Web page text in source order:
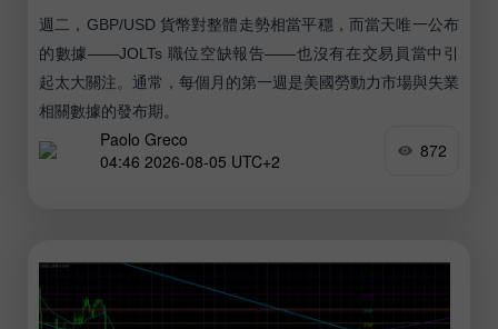
週二，GBP/USD 貨幣對整體走勢相當平穩，而當天唯一公布
的數據——JOLTs 職位空缺報告——也沒有在交易員當中引
起太大關注。通常，每個月的第一週是美國勞動力市場與失業
相關數據的發布期。
Paolo Greco
04:46 2026-08-05 UTC+2
872